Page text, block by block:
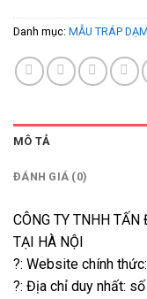
Danh mục: MẪU TRÁP
MÔ TẢ
ĐÁNH GIÁ (0)
CÔNG TY TNHH
TẠI HÀ NỘI
?: Website chính thức:
?: Địa chỉ duy nhất: